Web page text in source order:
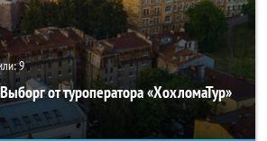
9
от туроператора «ХохломаТур»